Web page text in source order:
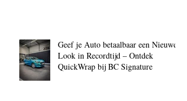
Geef je Auto betaalbaar een Nieuwe
Look in Recordtijd – Ontdek
QuickWrap bij BC Signature